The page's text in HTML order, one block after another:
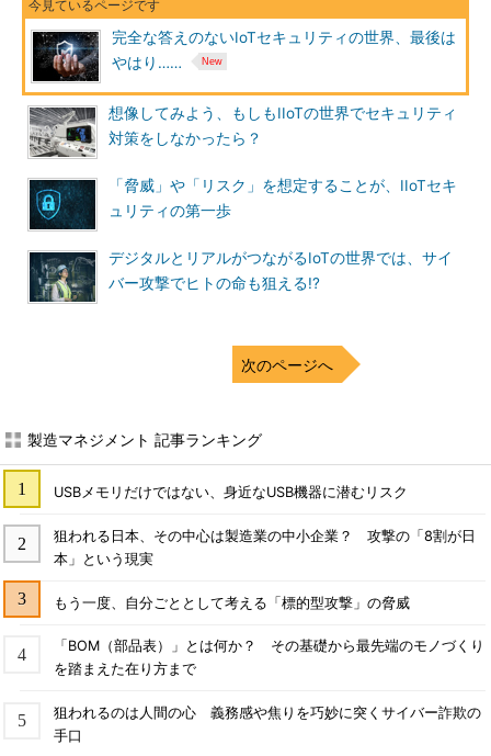
完全な答えのないIoTセキュリティの世界、最後は
やはり……
想像してみよう、もしもIIoTの世界でセキュリティ
対策をしなかったら？
「脅威」や「リスク」を想定することが、IIoTセキ
ュリティの第一歩
デジタルとリアルがつながるIoTの世界では、サイ
バー攻撃でヒトの命も狙える!?
次のページへ
製造マネジメント 記事ランキング
USBメモリだけではない、身近なUSB機器に潜むリスク
狙われる日本、その中心は製造業の中小企業？ 攻撃の「8割が日
本」という現実
もう一度、自分ごととして考える「標的型攻撃」の脅威
「BOM（部品表）」とは何か？ その基礎から最先端のモノづくり
を踏まえた在り方まで
狙われるのは人間の心 義務感や焦りを巧妙に突くサイバー詐欺の
手口